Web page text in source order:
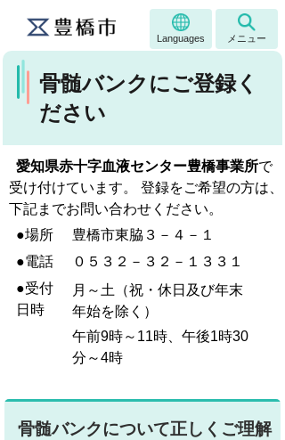
Languages メニュー
骨髄バンクにご登録く
ださい
愛知県赤十字血液センター豊橋事業所で
受け付けています。 登録をご希望の方は、
下記までお問い合わせください。
●場所
豊橋市東脇３－４－１
●電話
０５３２－３２－１３３１
●受付
日時
月～土（祝・休日及び年末
年始を除く）
午前9時～11時、午後1時30
分～4時
骨髄バンクについて正しくご理解